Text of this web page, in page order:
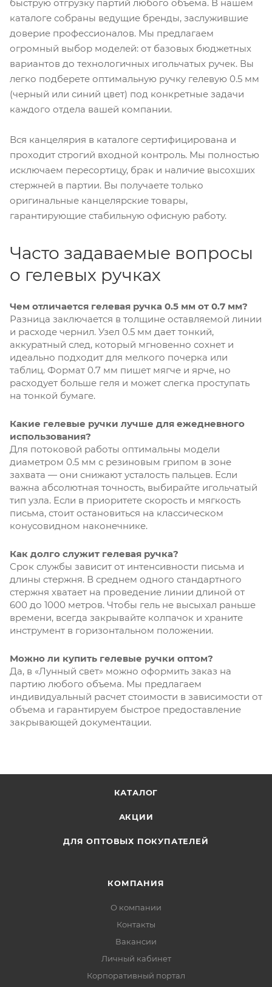
быструю отгрузку партий любого объема. В нашем
каталоге собраны ведущие бренды, заслужившие
доверие профессионалов. Мы предлагаем
огромный выбор моделей: от базовых бюджетных
вариантов до технологичных игольчатых ручек. Вы
легко подберете оптимальную ручку гелевую 0.5 мм
(черный или синий цвет) под конкретные задачи
каждого отдела вашей компании.
Вся канцелярия в каталоге сертифицирована и
проходит строгий входной контроль. Мы полностью
исключаем пересортицу, брак и наличие высохших
стержней в партии. Вы получаете только
оригинальные канцелярские товары,
гарантирующие стабильную офисную работу.
Часто задаваемые вопросы
о гелевых ручках
Чем отличается гелевая ручка 0.5 мм от 0.7 мм?
Разница заключается в толщине оставляемой линии
и расходе чернил. Узел 0.5 мм дает тонкий,
аккуратный след, который мгновенно сохнет и
идеально подходит для мелкого почерка или
таблиц. Формат 0.7 мм пишет мягче и ярче, но
расходует больше геля и может слегка проступать
на тонкой бумаге.
Какие гелевые ручки лучше для ежедневного
использования?
Для потоковой работы оптимальны модели
диаметром 0.5 мм с резиновым грипом в зоне
захвата — они снижают усталость пальцев. Если
важна абсолютная точность, выбирайте игольчатый
тип узла. Если в приоритете скорость и мягкость
письма, стоит остановиться на классическом
конусовидном наконечнике.
Как долго служит гелевая ручка?
Срок службы зависит от интенсивности письма и
длины стержня. В среднем одного стандартного
стержня хватает на проведение линии длиной от
600 до 1000 метров. Чтобы гель не высыхал раньше
времени, всегда закрывайте колпачок и храните
инструмент в горизонтальном положении.
Можно ли купить гелевые ручки оптом?
Да, в «Лунный свет» можно оформить заказ на
партию любого объема. Мы предлагаем
индивидуальный расчет стоимости в зависимости от
объема и гарантируем быстрое предоставление
закрывающей документации.
КАТАЛОГ
АКЦИИ
ДЛЯ ОПТОВЫХ ПОКУПАТЕЛЕЙ
КОМПАНИЯ
О компании
Контакты
Вакансии
Личный кабинет
Корпоративный портал